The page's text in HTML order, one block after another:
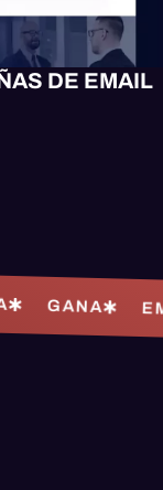
DE EMAIL